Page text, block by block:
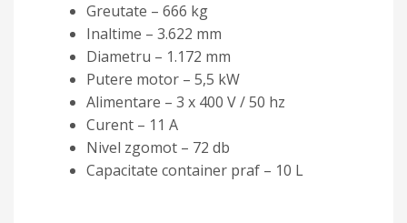
Greutate – 666 kg
Inaltime – 3.622 mm
Diametru – 1.172 mm
Putere motor – 5,5 kW
Alimentare – 3 x 400 V / 50 hz
Curent – 11 A
Nivel zgomot – 72 db
Capacitate container praf – 10 L